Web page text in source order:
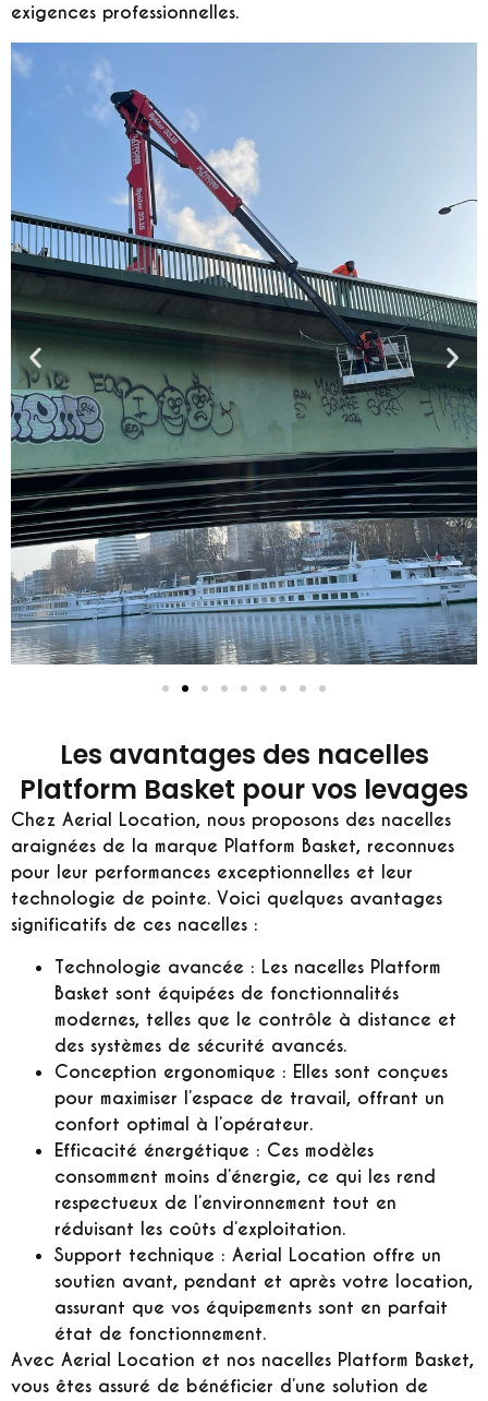
exigences professionnelles.
Les avantages des nacelles
Platform Basket pour vos levages
Chez Aerial Location, nous proposons des nacelles
araignées de la marque Platform Basket, reconnues
pour leur performances exceptionnelles et leur
technologie de pointe. Voici quelques avantages
significatifs de ces nacelles :
Technologie avancée : Les nacelles Platform
Basket sont équipées de fonctionnalités
modernes, telles que le contrôle à distance et
des systèmes de sécurité avancés.
Conception ergonomique : Elles sont conçues
pour maximiser l’espace de travail, offrant un
confort optimal à l’opérateur.
Efficacité énergétique : Ces modèles
consomment moins d’énergie, ce qui les rend
respectueux de l’environnement tout en
réduisant les coûts d’exploitation.
Support technique : Aerial Location offre un
soutien avant, pendant et après votre location,
assurant que vos équipements sont en parfait
état de fonctionnement.
Avec Aerial Location et nos nacelles Platform Basket,
vous êtes assuré de bénéficier d’une solution de